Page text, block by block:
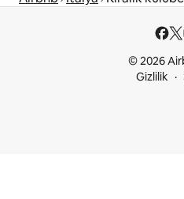
© 2026
Gizlilik